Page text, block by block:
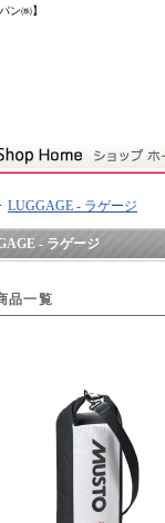
ン㈱】
LUGGAGE - ラゲージ
- ラゲージ
品一覧